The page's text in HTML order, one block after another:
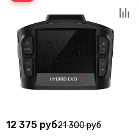
12 375 руб21 300 руб